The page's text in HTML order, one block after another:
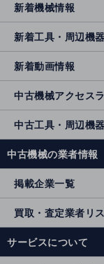
新着機械情報
新着工具・周辺機
新着動画情報
中古機械アクセス
中古工具・周辺機
中古機械の業者情報
掲載企業一覧
買取・査定業者リ
サービスについて